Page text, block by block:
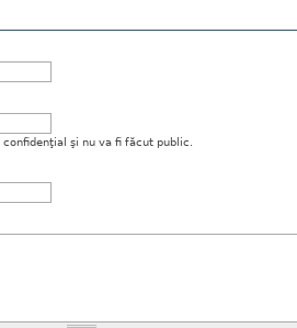
şi nu va fi făcut public.